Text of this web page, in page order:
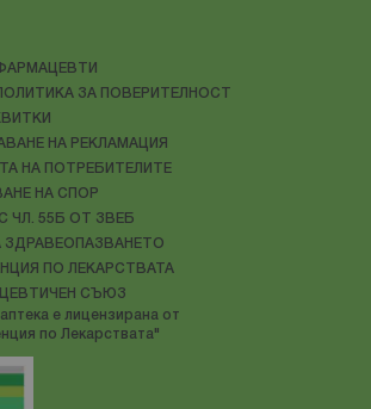
ЗА ПОВЕРИТЕЛНОСТ
НА РЕКЛАМАЦИЯ
НА ПОТРЕБИТЕЛИТЕ
НА СПОР
ЧЛ. 55Б ОТ ЗВЕБ
ЗДРАВЕОПАЗВАНЕТО
ПО ЛЕКАРСТВАТА
СЪЮЗ
е лицензирана от
по Лекарствата"